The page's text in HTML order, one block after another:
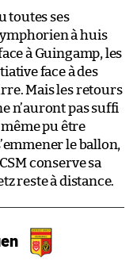
toutes ses
à huis
à Guingamp, les
face à des
Mais les retours
n’auront pas suffi
pu être
le ballon,
conserve sa
reste à distance.